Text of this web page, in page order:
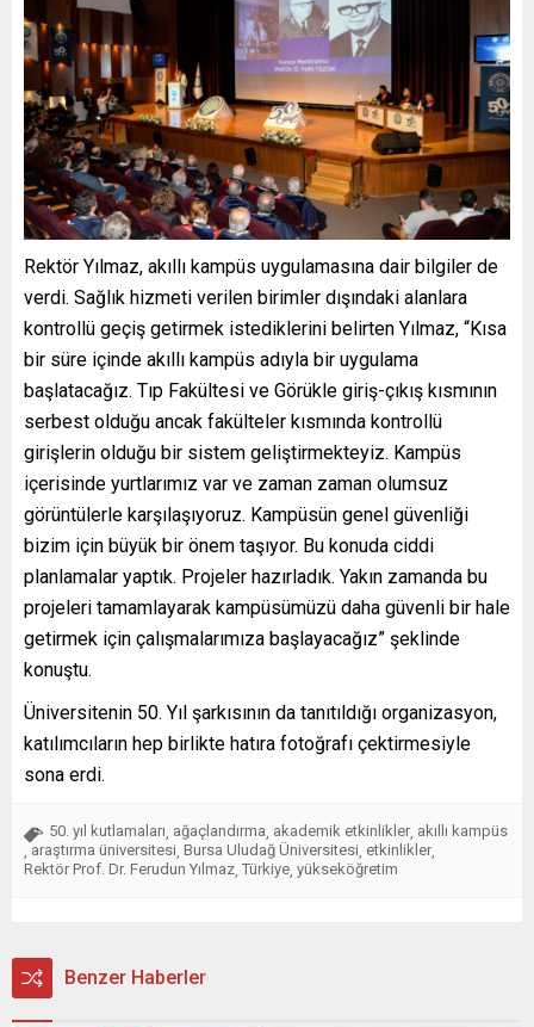
Rektör Yılmaz, akıllı kampüs uygulamasına dair bilgiler de
verdi. Sağlık hizmeti verilen birimler dışındaki alanlara
kontrollü geçiş getirmek istediklerini belirten Yılmaz, “Kısa
bir süre içinde akıllı kampüs adıyla bir uygulama
başlatacağız. Tıp Fakültesi ve Görükle giriş-çıkış kısmının
serbest olduğu ancak fakülteler kısmında kontrollü
girişlerin olduğu bir sistem geliştirmekteyiz. Kampüs
içerisinde yurtlarımız var ve zaman zaman olumsuz
görüntülerle karşılaşıyoruz. Kampüsün genel güvenliği
bizim için büyük bir önem taşıyor. Bu konuda ciddi
planlamalar yaptık. Projeler hazırladık. Yakın zamanda bu
projeleri tamamlayarak kampüsümüzü daha güvenli bir hale
getirmek için çalışmalarımıza başlayacağız” şeklinde
konuştu.
Üniversitenin 50. Yıl şarkısının da tanıtıldığı organizasyon,
katılımcıların hep birlikte hatıra fotoğrafı çektirmesiyle
sona erdi.
50. yıl kutlamaları ağaçlandırma akademik etkinlikler akıllı kampüs
araştırma üniversitesi Bursa Uludağ Üniversitesi etkinlikler
Rektör Prof. Dr. Ferudun Yılmaz Türkiye yükseköğretim
Benzer Haberler